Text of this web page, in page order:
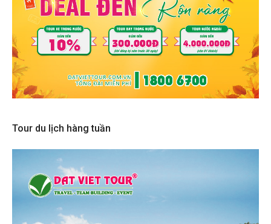
Tour du lịch hàng tuần